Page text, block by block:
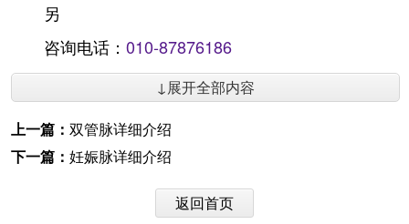
另
咨询电话： 010-87876186
↓展开全部内容
上一篇： 双管脉详细介绍
下一篇： 妊娠脉详细介绍
返回首页